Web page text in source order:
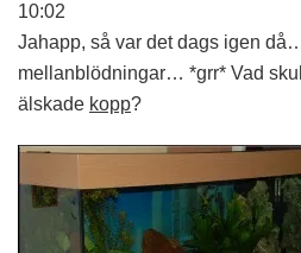
10:02
Jahapp, så var det dags igen
mellanblödningar… *grr* Vad
älskade kopp?